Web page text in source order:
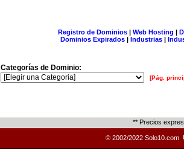
Registro de Dominios| Web Hosting |
Dominios Expirados | Industrias |
Categorías de Dominio:
[Pág.
** Precios
© 2002/2022 Solo10.com